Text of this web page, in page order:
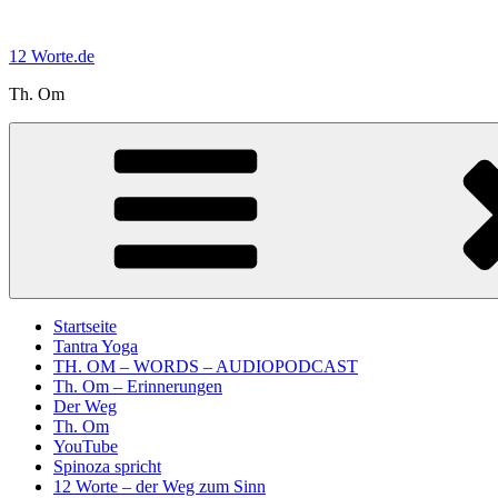
springen
12 Worte.de
Th. Om
Startseite
Tantra Yoga
TH. OM – WORDS – AUDIOPODCAST
Th. Om – Erinnerungen
Der Weg
Th. Om
YouTube
Spinoza spricht
12 Worte – der Weg zum Sinn